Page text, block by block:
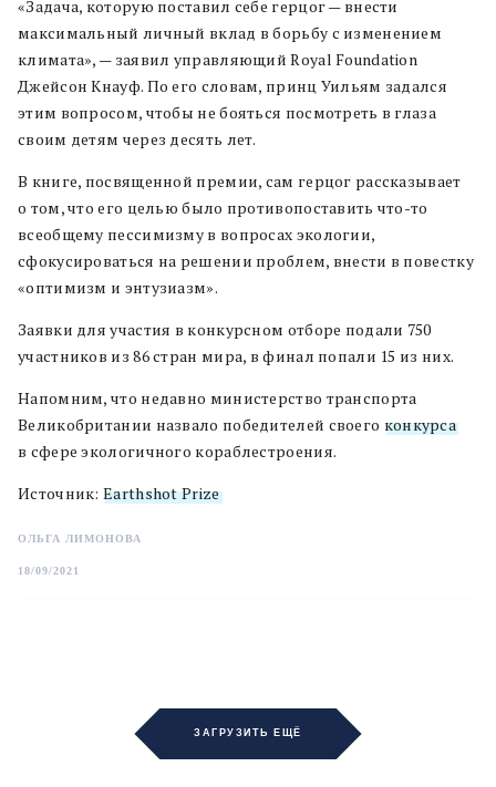
«Задача, которую поставил себе герцог — внести
максимальный личный вклад в борьбу с изменением
климата», — заявил управляющий Royal Foundation
Джейсон Кнауф. По его словам, принц Уильям задался
этим вопросом, чтобы не бояться посмотреть в глаза
своим детям через десять лет.
В книге, посвященной премии, сам герцог рассказывает
о том, что его целью было противопоставить что-то
всеобщему пессимизму в вопросах экологии,
сфокусироваться на решении проблем, внести в повестку
«оптимизм и энтузиазм».
Заявки для участия в конкурсном отборе подали 750
участников из 86 стран мира, в финал попали 15 из них.
Напомним, что недавно министерство транспорта
Великобритании назвало победителей своего конкурса
в сфере экологичного кораблестроения.
Источник: Earthshot Prize
ОЛЬГА ЛИМОНОВА
18/09/2021
ЗАГРУЗИТЬ ЕЩЁ